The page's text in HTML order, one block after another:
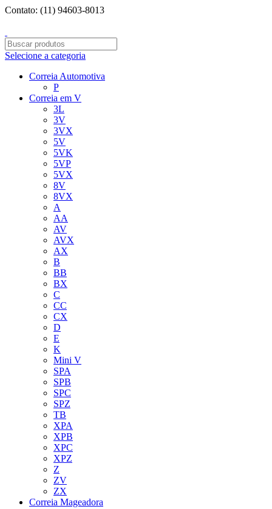
Contato: (11) 94603-8013
Selecione a categoria
Correia Automotiva
P
Correia em V
3L
3V
3VX
5V
5VK
5VP
5VX
8V
8VX
A
AA
AV
AVX
AX
B
BB
BX
C
CC
CX
D
E
K
Mini V
SPA
SPB
SPC
SPZ
TB
XPA
XPB
XPC
XPZ
Z
ZV
ZX
Correia Mageadora